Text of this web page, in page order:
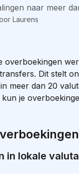
naar meer
Laurens
overboekingen
Dit stelt
meer dan 20
je
in lokale